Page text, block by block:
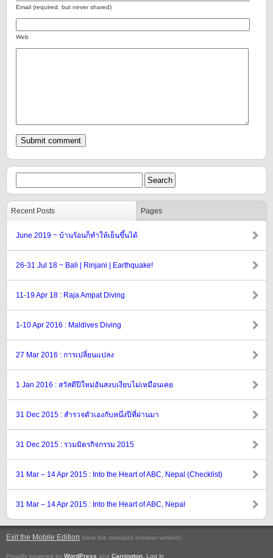
Email (required, but never shared)
Web
Recent Posts Pages
June 2019 ~ บ้านร้อนก็ทำให้เย็นขึ้นได้
26-31 Jul 18 ~ Bali | Rinjani | Earthquake!
11-19 Apr 18 : Raja Ampat Diving
1-10 Apr 2016 : Maldives Diving
27 Mar 2016 : การเปลี่ยนแปลง
1 Jan 2016 : สวัสดีปีใหม่อันสงบเงียบไม่เหมือนเคย
31 Dec 2015 : สำรวจตัวเองกับหนึ่งปีที่ผ่านมา
31 Dec 2015 : รวมมิตรกิจกรรม 2015
31 Mar – 14 Apr 2015 : Into the Heart of ABC, Nepal (Checklist)
31 Mar – 14 Apr 2015 : Into the Heart of ABC, Nepal
Exit the Mobile Edition (view the standard browser version).
Proudly powered by WordPress and Carrington Log in